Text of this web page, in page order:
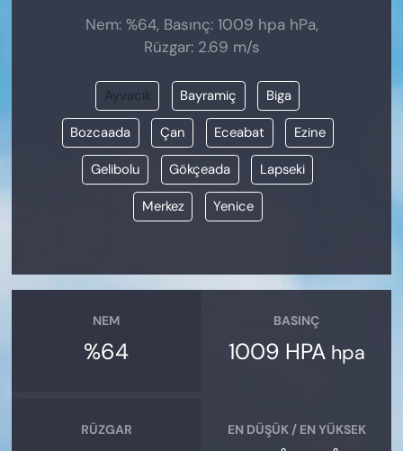
Nem: %64, Basınç: 1009 hpa hPa,
Rüzgar: 2.69 m/s
Ayvacık Bayramiç Biga
Bozcaada Çan Eceabat Ezine
Gelibolu Gökçeada Lapseki
Merkez Yenice
NEM
%64
BASINÇ
1009 HPA hpa
RÜZGAR EN DÜŞÜK / EN YÜKSEK
ÖZEL HABER
SİYASET
VAN VE DİYARBAKIR HABERLERİ